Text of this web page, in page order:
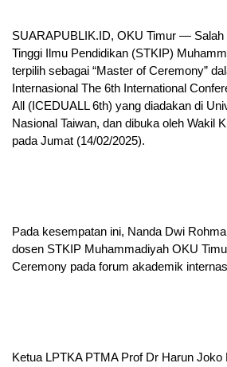
SUARAPUBLIK.ID, OKU Timur — Salah
Tinggi Ilmu Pendidikan (STKIP)
terpilih sebagai “Master of Ceremony”
Internasional The 6th International
All (ICEDUALL 6th) yang diadakan di
Nasional Taiwan, dan dibuka oleh Wakil
pada Jumat (14/02/2025).
Pada kesempatan ini, Nanda Dwi
dosen STKIP Muhammadiyah OKU
Ceremony pada forum akademik
Ketua LPTKA PTMA Prof Dr Harun Joko